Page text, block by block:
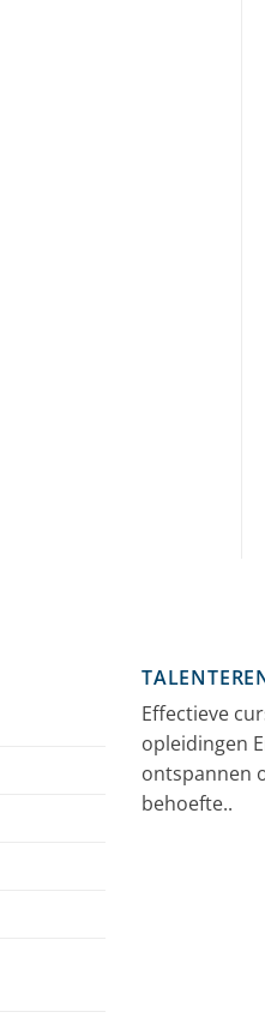
Effectieve
opleidingen
ontspannen
behoefte..